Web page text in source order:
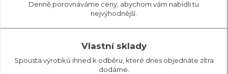
Denně porovnáváme ceny, abychom vám nabídli tu
nejvýhodnější.
Vlastní sklady
Spousta výrobků ihned k odběru, které dnes objednáte zítra
dodáme.